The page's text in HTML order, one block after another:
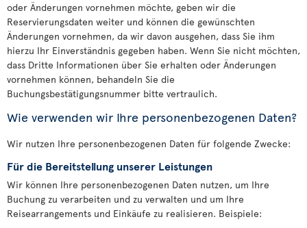
oder Änderungen vornehmen möchte, geben wir die
Reservierungsdaten weiter und können die gewünschten
Änderungen vornehmen, da wir davon ausgehen, dass Sie ihm
hierzu Ihr Einverständnis gegeben haben. Wenn Sie nicht möchten,
dass Dritte Informationen über Sie erhalten oder Änderungen
vornehmen können, behandeln Sie die
Buchungsbestätigungsnummer bitte vertraulich.
Wie verwenden wir Ihre personenbezogenen Daten?
Wir nutzen Ihre personenbezogenen Daten für folgende Zwecke:
Für die Bereitstellung unserer Leistungen
Wir können Ihre personenbezogenen Daten nutzen, um Ihre
Buchung zu verarbeiten und zu verwalten und um Ihre
Reisearrangements und Einkäufe zu realisieren. Beispiele: